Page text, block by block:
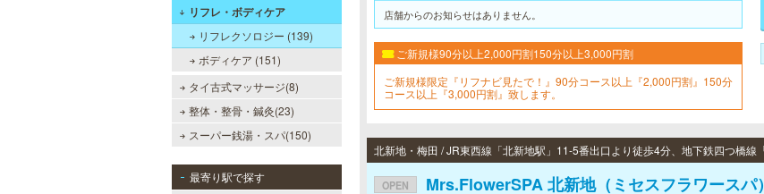
リフレ・ボディケア
リフレクソロジー (139)
ボディケア (151)
タイ古式マッサージ(8)
整体・整骨・鍼灸(23)
スーパー銭湯・スパ(150)
最寄り駅で探す
店舗からのお知らせはありません。
ご新規様90分以上2,000円割150分以上3,000円割
ご新規様限定『リフナビ見たで！』90分コース以上『2,000円割』150分
コース以上『3,000円割』致します。
OPEN Mrs.FlowerSPA 北新地（ミセスフラワースパ）